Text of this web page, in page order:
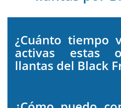
¿Cuánto tiempo
activas estas
llantas del Black